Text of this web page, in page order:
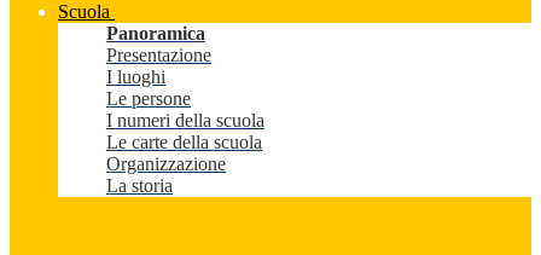
Scuola
Panoramica
Presentazione
I luoghi
Le persone
I numeri della scuola
Le carte della scuola
Organizzazione
La storia